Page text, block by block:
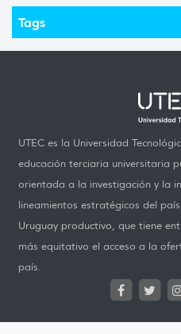
Tags
UTEC es la Universidad
educación terciaria universitaria
orientada a la investigación y la
lineamientos estratégicos del
Uruguay productivo, que tiene
más equitativo el acceso a la
país.